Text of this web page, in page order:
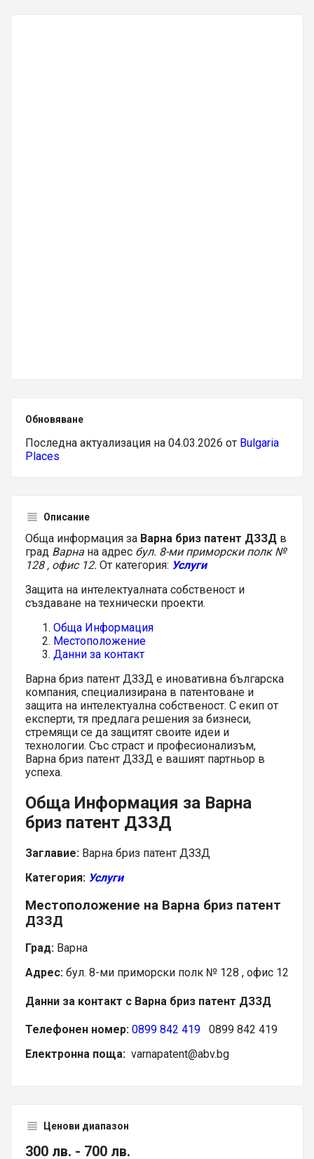
Обновяване
Последна актуализация на 04.03.2026 от Bulgaria
Places
Описание
Обща информация за Варна бриз патент ДЗЗД в
град Варна на адрес бул. 8-ми приморски полк №
128 , офис 12. От категория: Услуги
Защита на интелектуалната собственост и
създаване на технически проекти.
Обща Информация
Местоположение
Данни за контакт
Варна бриз патент ДЗЗД е иновативна българска
компания, специализирана в патентоване и
защита на интелектуална собственост. С екип от
експерти, тя предлага решения за бизнеси,
стремящи се да защитят своите идеи и
технологии. Със страст и професионализъм,
Варна бриз патент ДЗЗД е вашият партньор в
успеха.
Обща Информация за Варна
бриз патент ДЗЗД
Заглавие: Варна бриз патент ДЗЗД
Категория: Услуги
Местоположение на Варна бриз патент
ДЗЗД
Град: Варна
Адрес: бул. 8-ми приморски полк № 128 , офис 12
Данни за контакт с Варна бриз патент ДЗЗД
Телефонен номер: 0899 842 419 0899 842 419
Електронна поща: varnapatent@abv.bg
Ценови диапазон
300 лв. - 700 лв.